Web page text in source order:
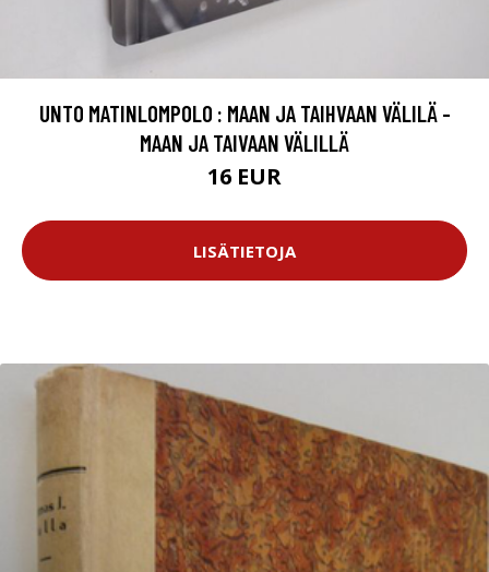
UNTO MATINLOMPOLO : MAAN JA TAIHVAAN VÄLILÄ -
MAAN JA TAIVAAN VÄLILLÄ
16 EUR
LISÄTIETOJA